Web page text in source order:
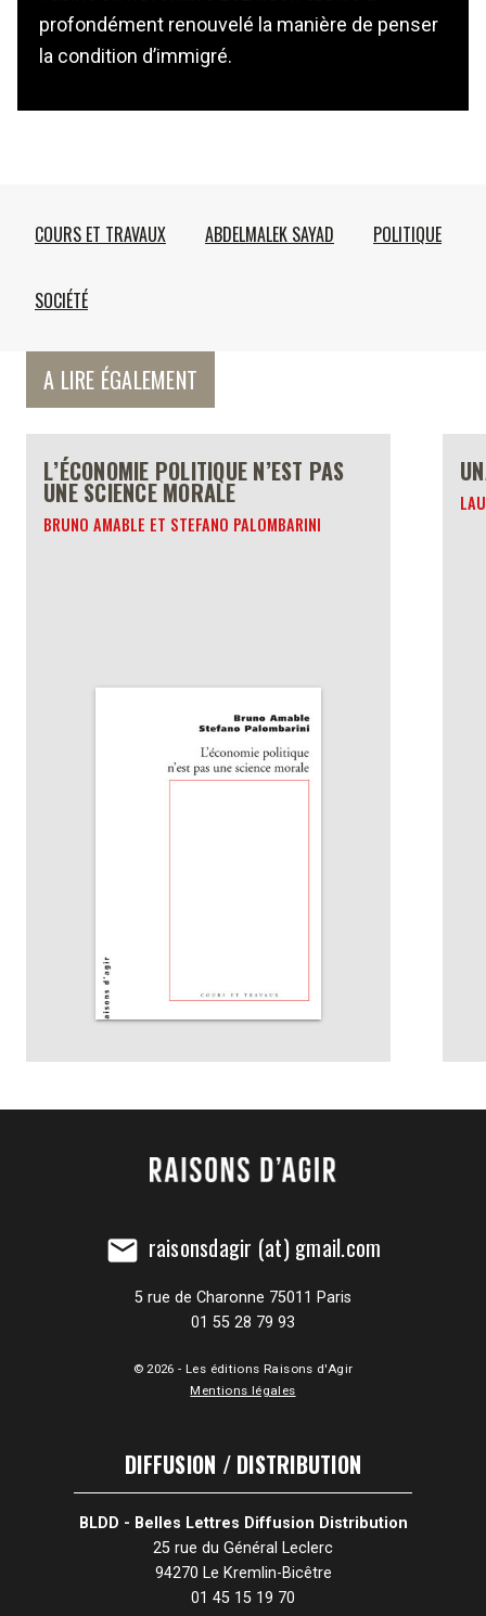
profondément renouvelé la manière de penser
la condition d’immigré.
COURS ET TRAVAUX ABDELMALEK SAYAD POLITIQUE
SOCIÉTÉ
A LIRE ÉGALEMENT
L’ÉCONOMIE POLITIQUE N’EST PAS
UNE SCIENCE MORALE
BRUNO AMABLE ET STEFANO PALOMBARINI
mail raisonsdagir (at) gmail.com
5 rue de Charonne 75011 Paris
01 55 28 79 93
© 2026 - Les éditions Raisons d'Agir
Mentions légales
DIFFUSION / DISTRIBUTION
BLDD - Belles Lettres Diffusion Distribution
25 rue du Général Leclerc
94270 Le Kremlin-Bicêtre
01 45 15 19 70